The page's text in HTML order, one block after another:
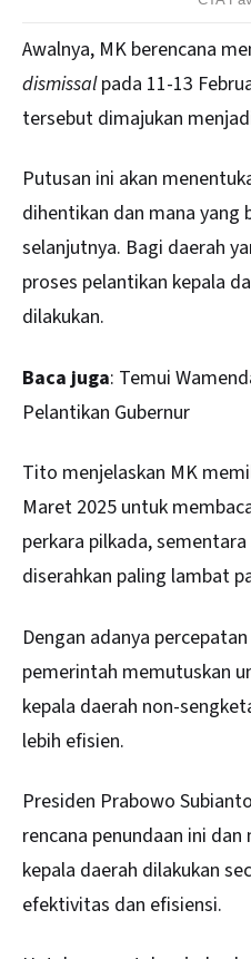
Awalnya, MK berencana
dismissalpada 11-13
tersebut dimajukan
Putusan ini akan
dihentikan dan mana yang
selanjutnya. Bagi daerah
proses pelantikan kepala
dilakukan.
Baca juga: Temui
Pelantikan Gubernur
Tito menjelaskan MK
Maret 2025 untuk
perkara pilkada,
diserahkan paling lambat
Dengan adanya
pemerintah memutuskan
kepala daerah non-
lebih efisien.
Presiden Prabowo
rencana penundaan ini
kepala daerah dilakukan
efektivitas dan efisiensi.